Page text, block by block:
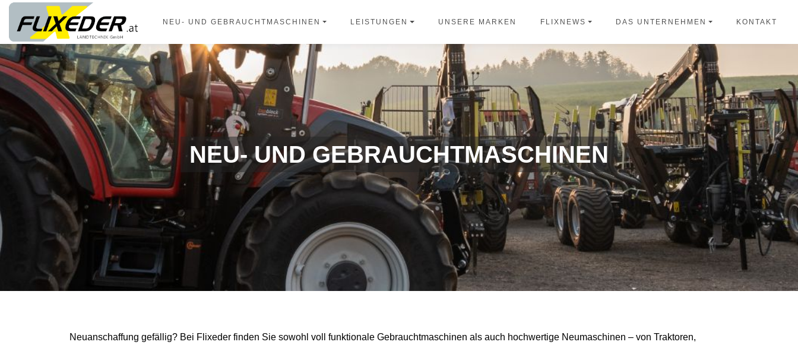
NEU- UND GEBRAUCHTMASCHINEN LEISTUNGEN UNSERE MARKEN FLIXNEWS DAS UNTERNEHMEN KONTAKT
NEU- UND GEBRAUCHTMASCHINEN
Neuanschaffung gefällig? Bei Flixeder finden Sie sowohl voll funktionale Gebrauchtmaschinen als auch hochwertige Neumaschinen – von Traktoren,